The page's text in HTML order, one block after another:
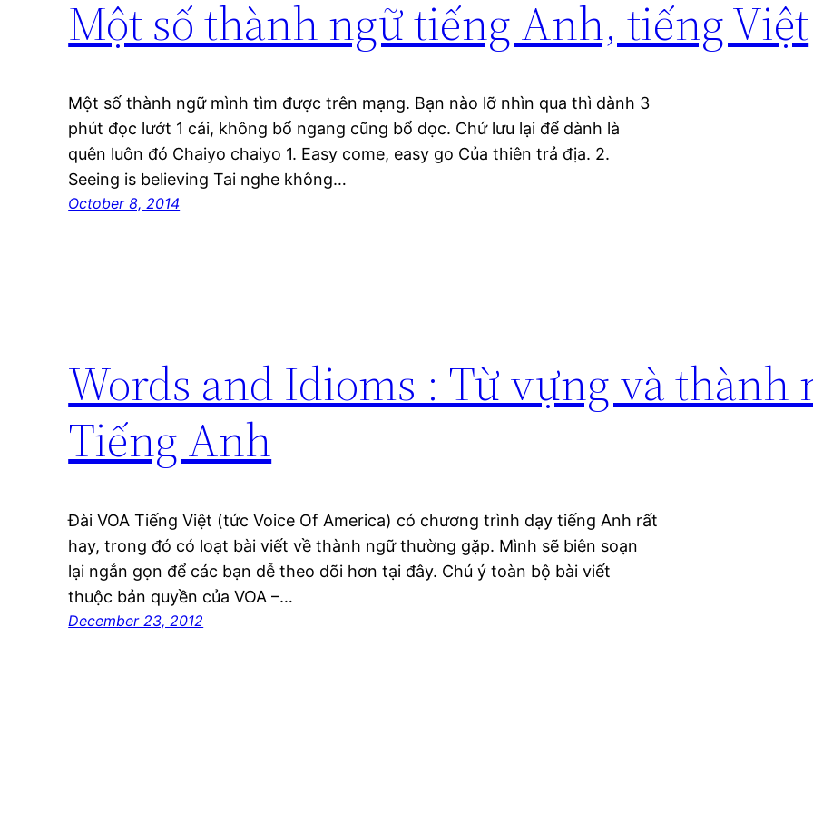
Một số thành ngữ tiếng Anh, tiếng Việt
Một số thành ngữ mình tìm được trên mạng. Bạn nào lỡ nhìn qua thì dành 3
phút đọc lướt 1 cái, không bổ ngang cũng bổ dọc. Chứ lưu lại để dành là
quên luôn đó Chaiyo chaiyo 1. Easy come, easy go Của thiên trả địa. 2.
Seeing is believing Tai nghe không…
October 8, 2014
Words and Idioms : Từ vựng và thành
Tiếng Anh
Đài VOA Tiếng Việt (tức Voice Of America) có chương trình dạy tiếng Anh rất
hay, trong đó có loạt bài viết về thành ngữ thường gặp. Mình sẽ biên soạn
lại ngắn gọn để các bạn dễ theo dõi hơn tại đây. Chú ý toàn bộ bài viết
thuộc bản quyền của VOA –…
December 23, 2012